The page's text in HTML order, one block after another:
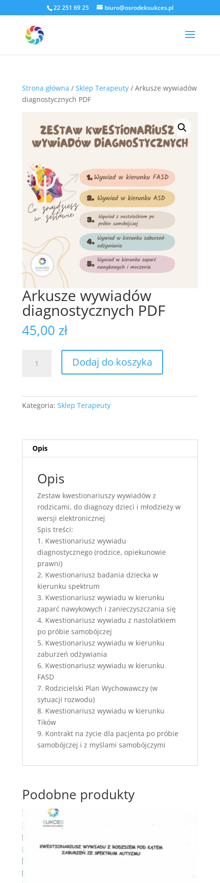
22 251 69 25 biuro@osrodeksukces.pl
Strona główna / Sklep Terapeuty/ Arkusze wywiadów
diagnostycznych PDF
Arkusze wywiadów
diagnostycznych PDF
45,00 zł
Arkusze
Dodaj do koszyka
Kategoria: Sklep Terapeuty
Opis
Opis
Zestaw kwestionariuszy wywiadów z
rodzicami, do diagnozy dzieci i młodzieży w
wersji elektronicznej
Spis treści:
1. Kwestionariusz wywiadu
diagnostycznego (rodzice, opiekunowie
prawni)
2. Kwestionariusz badania dziecka w
kierunku spektrum
3. Kwestionariusz wywiadu w kierunku
zaparć nawykowych i zanieczyszczania się
4. Kwestionariusz wywiadu z nastolatkiem
po próbie samobójczej
5. Kwestionariusz wywiadu w kierunku
zaburzeń odżywiania
6. Kwestionariusz wywiadu w kierunku
FASD
7. Rodzicielski Plan Wychowawczy (w
sytuacji rozwodu)
8. Kwestionariusz wywiadu w kierunku
Tików
9. Kontrakt na życie dla pacjenta po próbie
samobójczej i z myślami samobójczymi
Podobne produkty